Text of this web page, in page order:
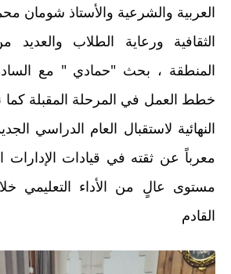
المنطقة ، بحث "حمادي " مع
القادم